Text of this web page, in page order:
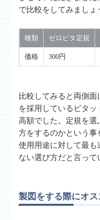
で比較をしてみましょ
種類 ゼロピタ定規
価格 300円
比較してみると両側
を採用しているピタ
高額でした。定規を
方をするのかという事
使用用途に対して最も
ない選び方だと言って
製図をする際にオス